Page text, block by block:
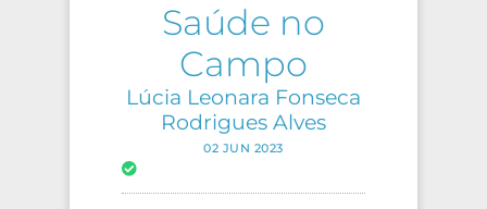
Saúde no
Campo
Lúcia Leonara Fonseca
Rodrigues Alves
02 JUN 2023